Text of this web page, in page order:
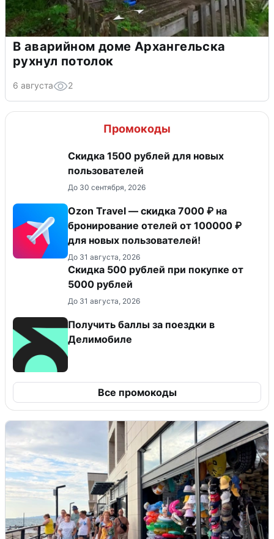
В аварийном доме Архангельска
рухнул потолок
6 августа 2
Промокоды
Скидка 1500 рублей для новых
пользователей
До 30 сентября, 2026
Ozon Travel — скидка 7000 ₽ на
бронирование отелей от 100000 ₽
для новых пользователей!
До 31 августа, 2026
Скидка 500 рублей при покупке от
5000 рублей
До 31 августа, 2026
Получить баллы за поездки в
Делимобиле
Все промокоды